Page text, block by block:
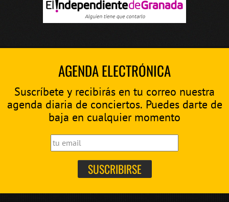
AGENDA ELECTRÓNICA
Suscríbete y recibirás en tu correo nuestra
agenda diaria de conciertos. Puedes darte de
baja en cualquier momento